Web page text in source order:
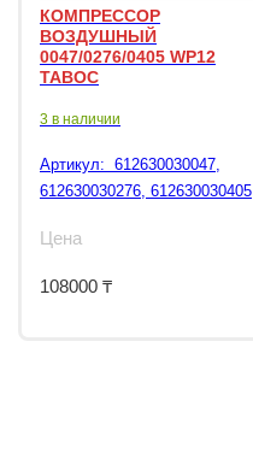
КОМПРЕССОР
ВОЗДУШНЫЙ
0047/0276/0405 WP12
TABOC
3 в наличии
Артикул: 612630030047,
612630030276, 612630030405
Цена
108000 ₸